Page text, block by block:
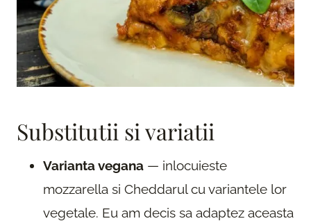
Substitutii si variatii
Varianta vegana — inlocuieste
mozzarella si Cheddarul cu variantele lor
vegetale. Eu am decis sa adaptez aceasta